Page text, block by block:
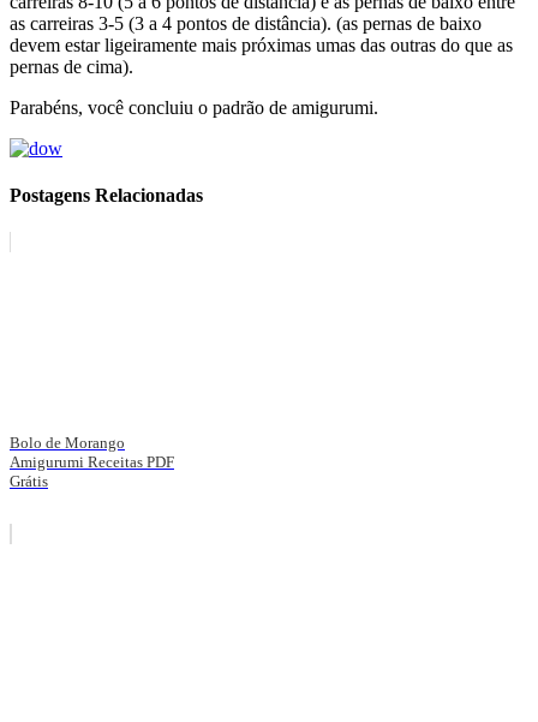
as carreiras 3-5 (3 a 4 pontos de distância). (as pernas de baixo
devem estar ligeiramente mais próximas umas das outras do que as
pernas de cima).
Parabéns, você concluiu o padrão de amigurumi.
Postagens Relacionadas
Bolo de Morango
Amigurumi Receitas PDF
Grátis